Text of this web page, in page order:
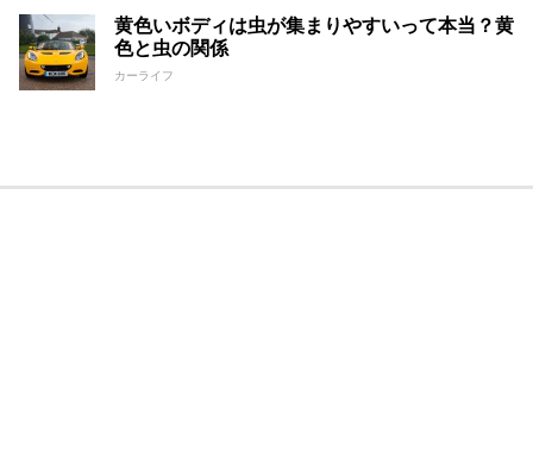
黄色いボディは虫が集まりやすいって本当？黄
色と虫の関係
カーライフ